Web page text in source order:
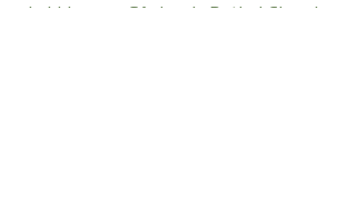
de Liderança Sênior da Bethel Church,